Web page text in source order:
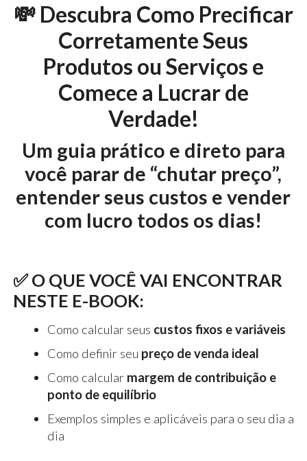
💸 Descubra Como Precificar
Corretamente Seus
Produtos ou Serviços e
Comece a Lucrar de
Verdade!
Um guia prático e direto para
você parar de “chutar preço”,
entender seus custos e vender
com lucro todos os dias!
✅ O QUE VOCÊ VAI ENCONTRAR
NESTE E-BOOK:
Como calcular seus custos fixos e variáveis
Como definir seu preço de venda ideal
Como calcular margem de contribuição e
ponto de equilíbrio
Exemplos simples e aplicáveis para o seu dia a
dia